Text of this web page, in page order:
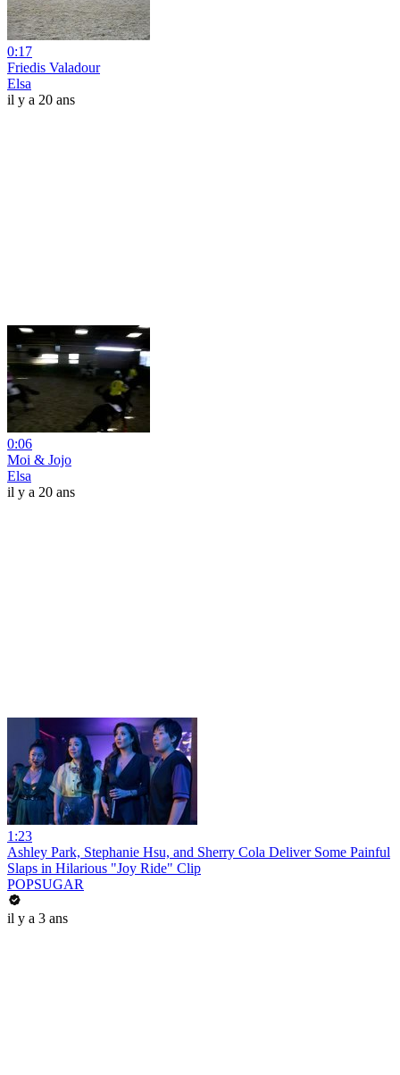
0:17
Friedis Valadour
Elsa
il y a 20 ans
0:06
Moi & Jojo
Elsa
il y a 20 ans
1:23
Ashley Park, Stephanie Hsu, and Sherry Cola Deliver Some Painful
Slaps in Hilarious "Joy Ride" Clip
POPSUGAR
il y a 3 ans